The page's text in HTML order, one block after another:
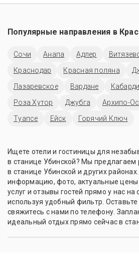
Популярные направления в
Сочи Анапа Адлер
Краснодар
Красная поляна
Лазаревское
Вардане
Роза Хутор
Джубга Архипо-
Туапсе
Ейск Горячий Ключ
Ищете отели и гостиницы для
в станице Убинской? Мы
в станице Убинской и других
информацию, фото, актуальные цены
услуг и отзывы гостей прямо у нас на
используя удобный фильтр.
свяжитесь с нами по телефону.
идеальный отдых прямо сейчас в